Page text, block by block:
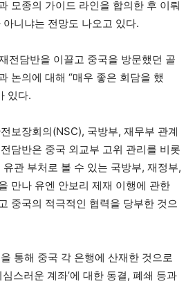
모종의 가이드 라인을 합의한 후 이뤄
니냐는 전망도 나오고 있다.
전담반을 이끌고 중국을 방문했던 골
논의에 대해 “매우 좋은 회담을 했
있다.
보장회의(NSC), 국방부, 재무부 관계
담반은 중국 외교부 고위 관리를 비롯
관 부처로 볼 수 있는 국방부, 재정부,
만나 유엔 안보리 제재 이행에 관한
중국의 적극적인 협력을 당부한 것으
통해 중국 각 은행에 산재한 것으로
스러운 계좌’에 대한 동결, 폐쇄 등과